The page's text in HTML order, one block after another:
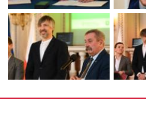
Pokaż
zdjęcie
1
z
galerii.
Pokaż
zdjęcie
z
galerii.
zdjęcie
zdjęcie